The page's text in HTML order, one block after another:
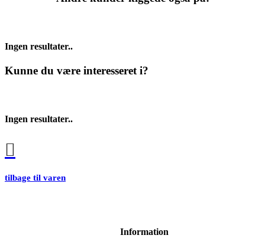
Ingen resultater..
Kunne du være interesseret i?
Ingen resultater..
tilbage til varen
Information